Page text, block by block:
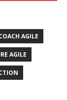
AGILE
AGILE